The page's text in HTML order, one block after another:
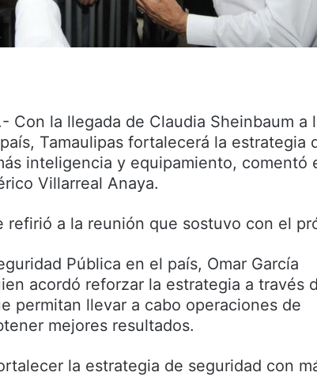
Con la llegada de Claudia Sheinbaum a
Tamaulipas fortalecerá la estrategia
inteligencia y equipamiento, comentó
Villarreal Anaya.
refirió a la reunión que sostuvo con el
Pública en el país, Omar García
acordó reforzar la estrategia a través
permitan llevar a cabo operaciones de
mejores resultados.
la estrategia de seguridad con